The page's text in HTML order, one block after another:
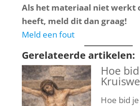
Als het materiaal niet werkt
heeft, meld dit dan graag!
Meld een fout
Gerelateerde artikelen:
Hoe
Hoe bid